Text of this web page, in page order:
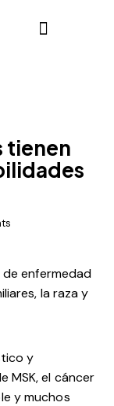
tienen
enfermedad
la raza y
y
MSK, el cáncer
y muchos